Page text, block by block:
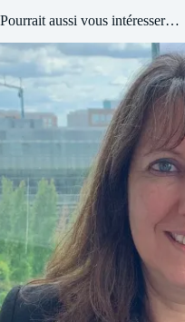
Pourrait aussi vous intéresser…